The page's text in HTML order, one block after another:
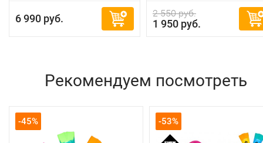
6 990 руб. 2 550 руб.
1 950 руб.
Рекомендуем посмотреть
-45% -53%